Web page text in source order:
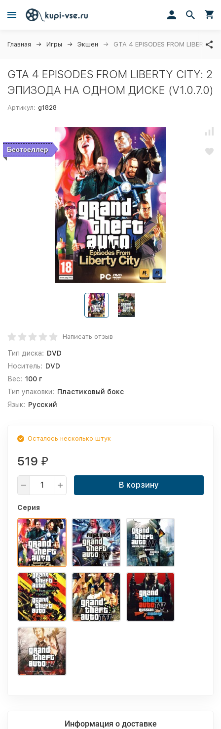
Главная Игры Экшен GTA 4 EPISODES FROM
GTA 4 EPISODES FROM LIBERTY CITY: 2
ЭПИЗОДА НА ОДНОМ ДИСКЕ (V1.0.7.0)
Артикул: g1828
Бестселлер
Написать отзыв
Тип диска: DVD
Носитель: DVD
Вес: 100 г
Тип упаковки: Пластиковый бокс
Язык: Русский
Осталось несколько штук
519 ₽
В корзину
Серия
Информация о доставке